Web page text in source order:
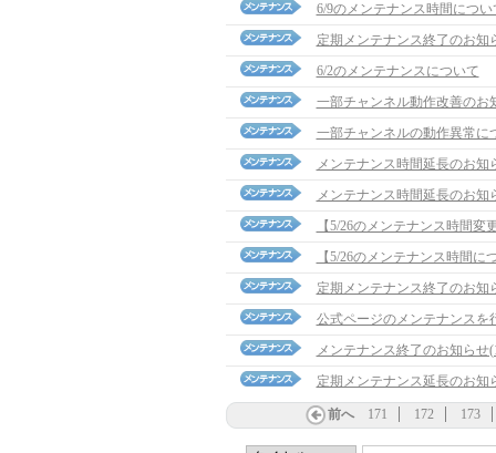
6/9のメンテナンス時間につい
定期メンテナンス終了のお知
6/2のメンテナンスについて
一部チャンネル動作改善のお
一部チャンネルの動作異常に
メンテナンス時間延長のお知
メンテナンス時間延長のお知
【5/26のメンテナンス時間変
【5/26のメンテナンス時間に
定期メンテナンス終了のお知
公式ページのメンテナンスを
メンテナンス終了のお知らせ
定期メンテナンス延長のお知
前へ 171 172 173